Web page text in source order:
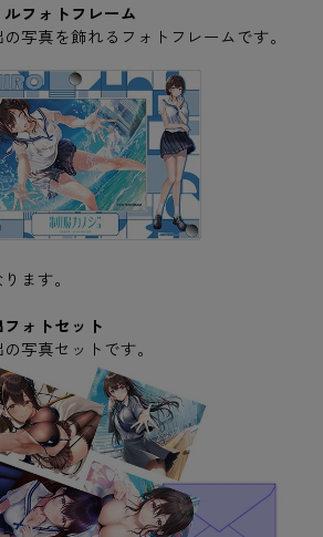
フォトフレーム
写真を飾れるフォトフレームです。
ます。
ォトセット
写真セットです。